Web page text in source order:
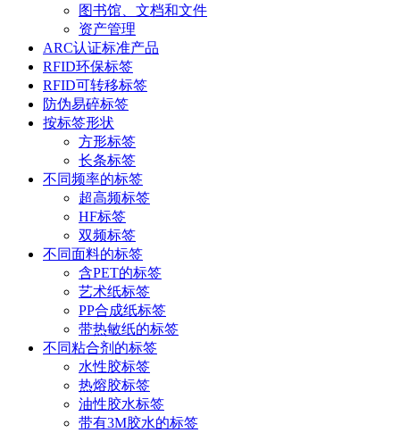
图书馆、文档和文件
资产管理
ARC认证标准产品
RFID环保标签
RFID可转移标签
防伪易碎标签
按标签形状
方形标签
长条标签
不同频率的标签
超高频标签
HF标签
双频标签
不同面料的标签
含PET的标签
艺术纸标签
PP合成纸标签
带热敏纸的标签
不同粘合剂的标签
水性胶标签
热熔胶标签
油性胶水标签
带有3M胶水的标签